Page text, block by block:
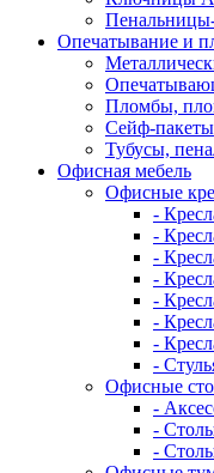
Опечатывание и
Пломбы,
Сейф-пакеты
Тубусы,
Офисная мебель
Офисные
-
-
-
-
-
-
-
-
Офисные
-
-
-